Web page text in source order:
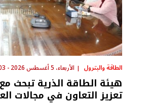
الطاقة والبترول الأربعاء، 5 أغسطس 2026 - 2:03 م
هيئة الطاقة الذرية تبحث
تعزيز التعاون في مجالات